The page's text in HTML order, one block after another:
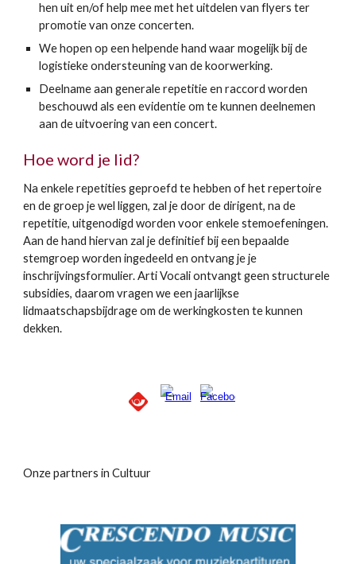
hen uit en/of help mee met het uitdelen van flyers ter
promotie van onze concerten.
We hopen op een helpende hand waar mogelijk bij de
logistieke ondersteuning van de koorwerking.
Deelname aan generale repetitie en raccord worden
beschouwd als een evidentie om te kunnen deelnemen
aan de uitvoering van een concert.
Hoe word je lid?
​Na enkele repetities geproefd te hebben of het repertoire
en de groep je wel liggen, zal je door de dirigent, na de
repetitie, uitgenodigd worden voor enkele stemoefeningen.
Aan de hand hiervan zal je definitief bij een bepaalde
stemgroep worden ingedeeld en ontvang je je
inschrijvingsformulier. Arti Vocali ontvangt geen structurele
subsidies, daarom vragen we een jaarlijkse
lidmaatschapsbijdrage om de werkingkosten te kunnen
dekken.
Onze partners in Cultuur